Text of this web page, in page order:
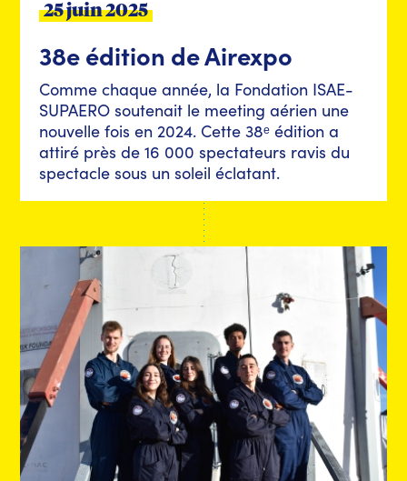
25 juin 2025
38e édition de Airexpo
Comme chaque année, la Fondation ISAE-
SUPAERO soutenait le meeting aérien une
nouvelle fois en 2024. Cette 38ᵉ édition a
attiré près de 16 000 spectateurs ravis du
spectacle sous un soleil éclatant.